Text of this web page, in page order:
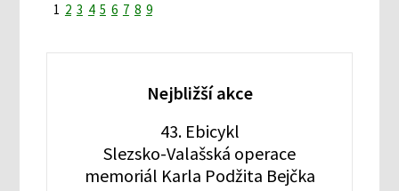
1 2 3 4 5 6 7 8 9
Nejbližší akce
43. Ebicykl
Slezsko-Valašská operace
memoriál Karla Podžita Bejčka